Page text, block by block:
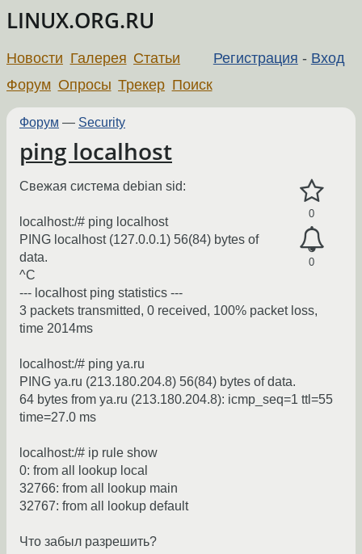
LINUX.ORG.RU
Регистрация - Вход
Новости Галерея Статьи
Форум Опросы Трекер Поиск
Форум — Security
ping localhost
0
0
Свежая система debian sid:
localhost:/# ping localhost
PING localhost (127.0.0.1) 56(84) bytes of
data.
^C
--- localhost ping statistics ---
3 packets transmitted, 0 received, 100% packet loss,
time 2014ms
localhost:/# ping ya.ru
PING ya.ru (213.180.204.8) 56(84) bytes of data.
64 bytes from ya.ru (213.180.204.8): icmp_seq=1 ttl=55
time=27.0 ms
localhost:/# ip rule show
0: from all lookup local
32766: from all lookup main
32767: from all lookup default
Что забыл разрешить?